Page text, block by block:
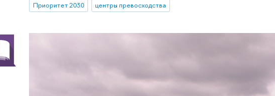
Приоритет 2030
центры превосходства